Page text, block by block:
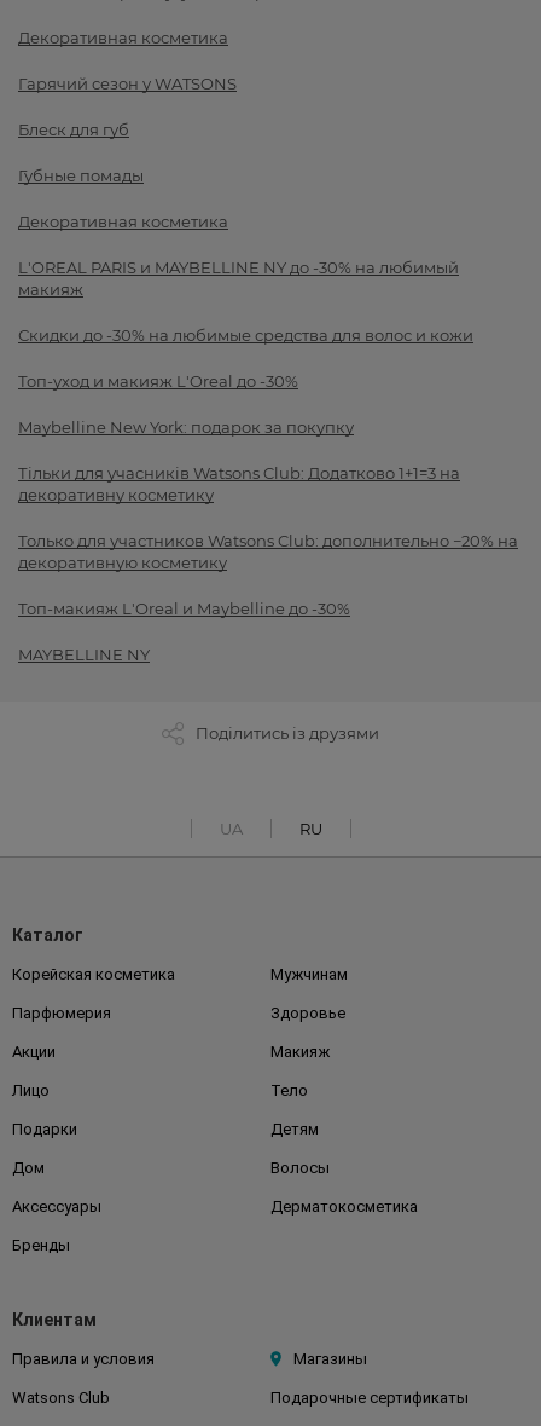
Декоративная косметика
Гарячий сезон у WATSONS
Блеск для губ
Губные помады
Декоративная косметика
L'OREAL PARIS и MAYBELLINE NY до -30% на любимый
макияж
Скидки до -30% на любимые средства для волос и кожи
Топ-уход и макияж L'Oreal до -30%
Maybelline New York: подарок за покупку
Тільки для учасників Watsons Club: Додатково 1+1=3 на
декоративну косметику
Только для участников Watsons Club: дополнительно −20% на
декоративную косметику
Топ-макияж L'Oreal и Maybelline до -30%
MAYBELLINE NY
Поділитись із друзями
UA RU
Каталог
Корейская косметика Мужчинам
Парфюмерия Здоровье
Акции Макияж
Лицо Тело
Подарки Детям
Дом Волосы
Аксессуары Дерматокосметика
Бренды
Клиентам
Правила и условия Магазины
Watsons Club Подарочные сертификаты